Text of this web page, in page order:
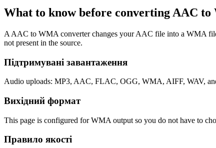
What to know before converting AAC to
A AAC to WMA converter changes your AAC file into a WMA
not present in the source.
Підтримувані завантаження
Audio uploads: MP3, AAC, FLAC, OGG, WMA, AIFF, WAV,
Вихідний формат
This page is configured for WMA output so you do not have to
Правило якості